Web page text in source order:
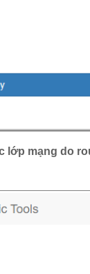
lớp mạng do